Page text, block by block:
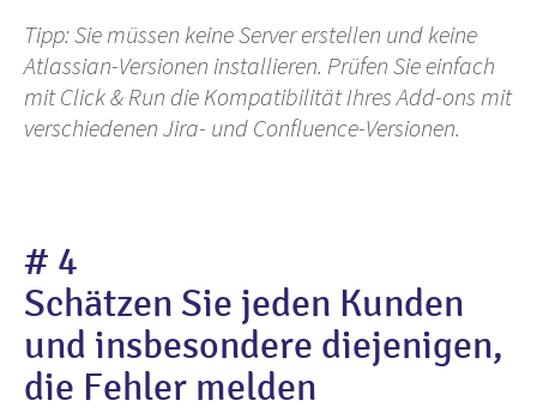
Tipp: Sie müssen keine Server erstellen und keine
Atlassian-Versionen installieren. Prüfen Sie einfach
mit Click & Run die Kompatibilität Ihres Add-ons mit
verschiedenen Jira- und Confluence-Versionen.
# 4
Schätzen Sie jeden Kunden
und insbesondere diejenigen,
die Fehler melden